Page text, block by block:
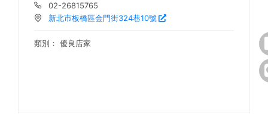
02-26815765
新北市板橋區金門街324巷10號
類別： 優良店家